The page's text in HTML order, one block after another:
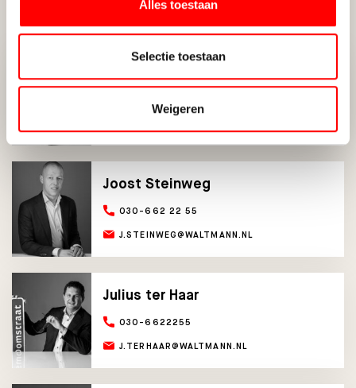
Alles toestaan
Selectie toestaan
Weigeren
Joost Steinweg
030-662 22 55
J.STEINWEG@WALTMANN.NL
Julius ter Haar
030-6622255
J.TERHAAR@WALTMANN.NL